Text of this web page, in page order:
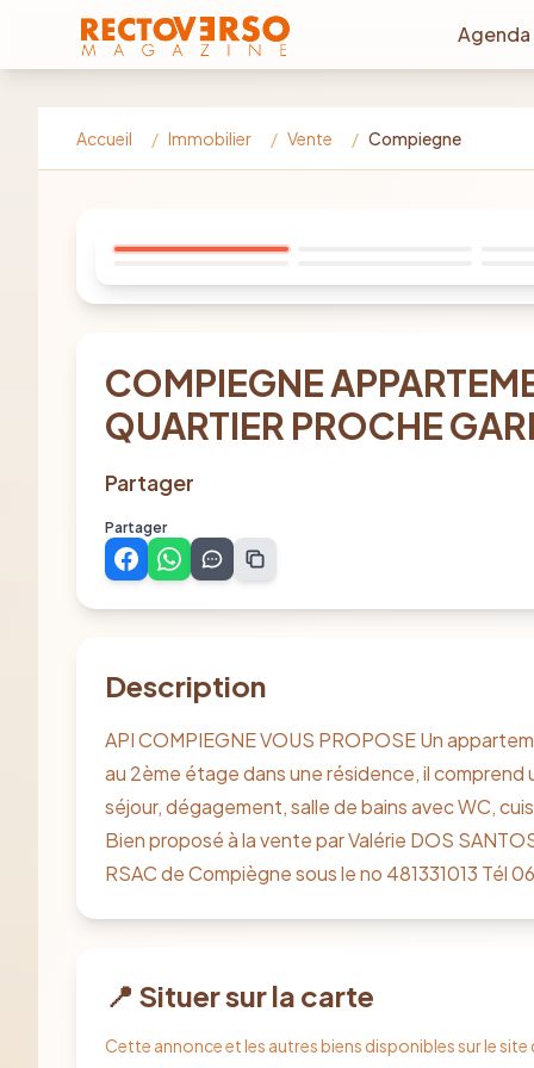
Aller au contenu principal
Agenda
Accueil / Immobilier / Vente / Compiegne
COMPIEGNE
QUARTIER PROCHE
Partager
Partager
Description
API COMPIEGNE VOUS PROPOSE Un
au 2ème étage dans une résidence, il comprend
séjour, dégagement, salle de bains avec WC,
Bien proposé à la vente par Valérie DOS
RSAC de Compiègne sous le no 481331013 Tél
📍 Situer sur la carte
Cette annonce et les autres biens disponibles sur le site